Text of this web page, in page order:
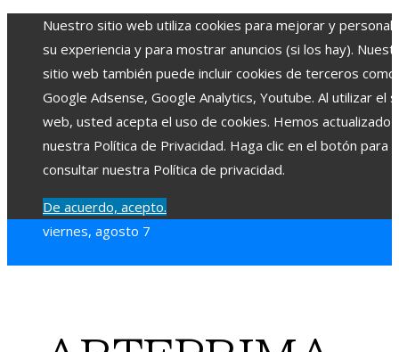
Nuestro sitio web utiliza cookies para mejorar y
su experiencia y para mostrar anuncios (si los hay).
sitio web también puede incluir cookies de terceros como
Google Adsense, Google Analytics, Youtube. Al utilizar el
web, usted acepta el uso de cookies. Hemos actualizado
nuestra Política de Privacidad. Haga clic en el botón para
consultar nuestra Política de privacidad.
De acuerdo, acepto.
viernes, agosto 7